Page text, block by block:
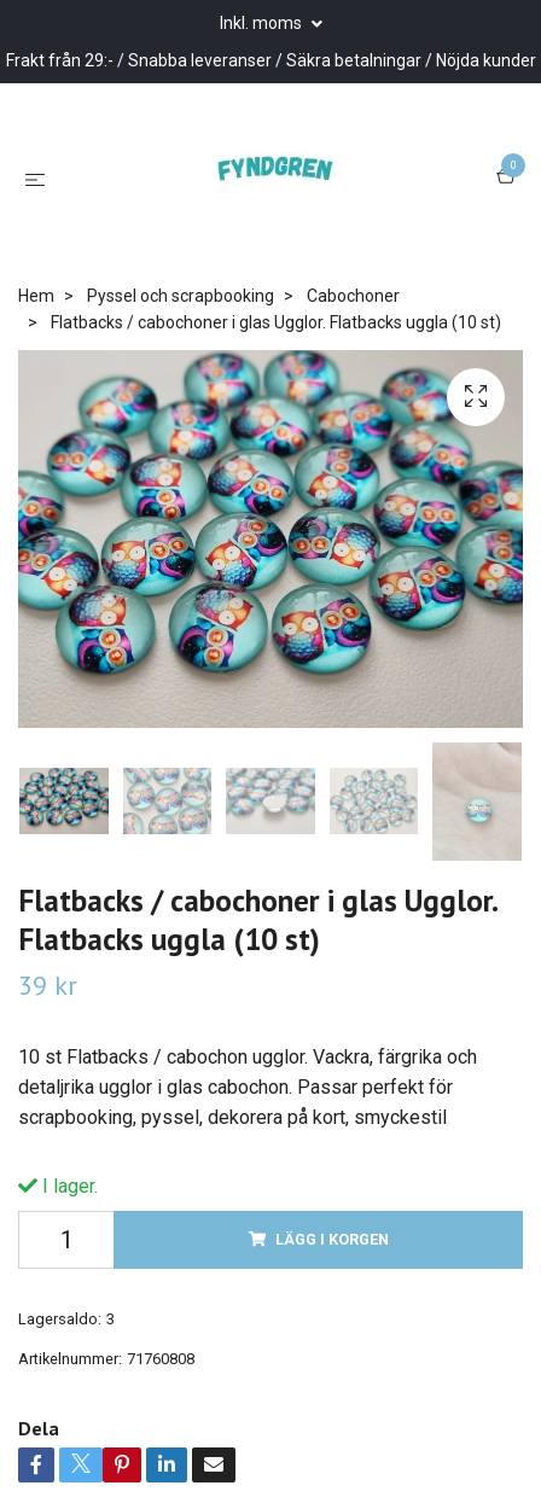
Inkl. moms
Frakt från 29:- / Snabba leveranser / Säkra betalningar / Nöjda kunder
0
Hem Pyssel och scrapbooking
Cabochoner
Flatbacks / cabochoner i glas Ugglor. Flatbacks uggla (10 st)
Flatbacks / cabochoner i glas Ugglor.
Flatbacks uggla (10 st)
39 kr
10 st Flatbacks / cabochon ugglor. Vackra, färgrika och
detaljrika ugglor i glas cabochon. Passar perfekt för
scrapbooking, pyssel, dekorera på kort, smyckestil
I lager.
LÄGG I KORGEN
Lagersaldo: 3
Artikelnummer: 71760808
Dela